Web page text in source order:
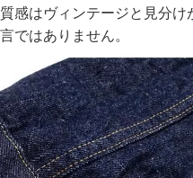
感はヴィンテージと見分け
ではありません。